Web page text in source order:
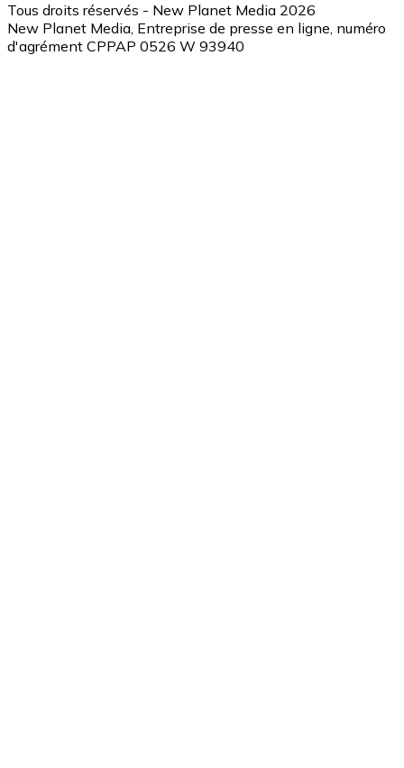
Tous droits réservés - New Planet Media 2026
New Planet Media, Entreprise de presse en ligne, numéro
d'agrément CPPAP 0526 W 93940